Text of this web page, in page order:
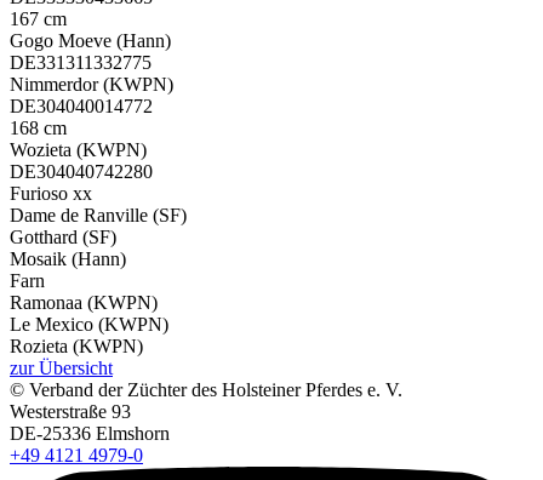
167 cm
Gogo Moeve (Hann)
DE331311332775
Nimmerdor (KWPN)
DE304040014772
168 cm
Wozieta (KWPN)
DE304040742280
Furioso xx
Dame de Ranville (SF)
Gotthard (SF)
Mosaik (Hann)
Farn
Ramonaa (KWPN)
Le Mexico (KWPN)
Rozieta (KWPN)
zur Übersicht
© Verband der Züchter des Holsteiner Pferdes e. V.
Westerstraße 93
DE-25336 Elmshorn
+49 4121 4979-0